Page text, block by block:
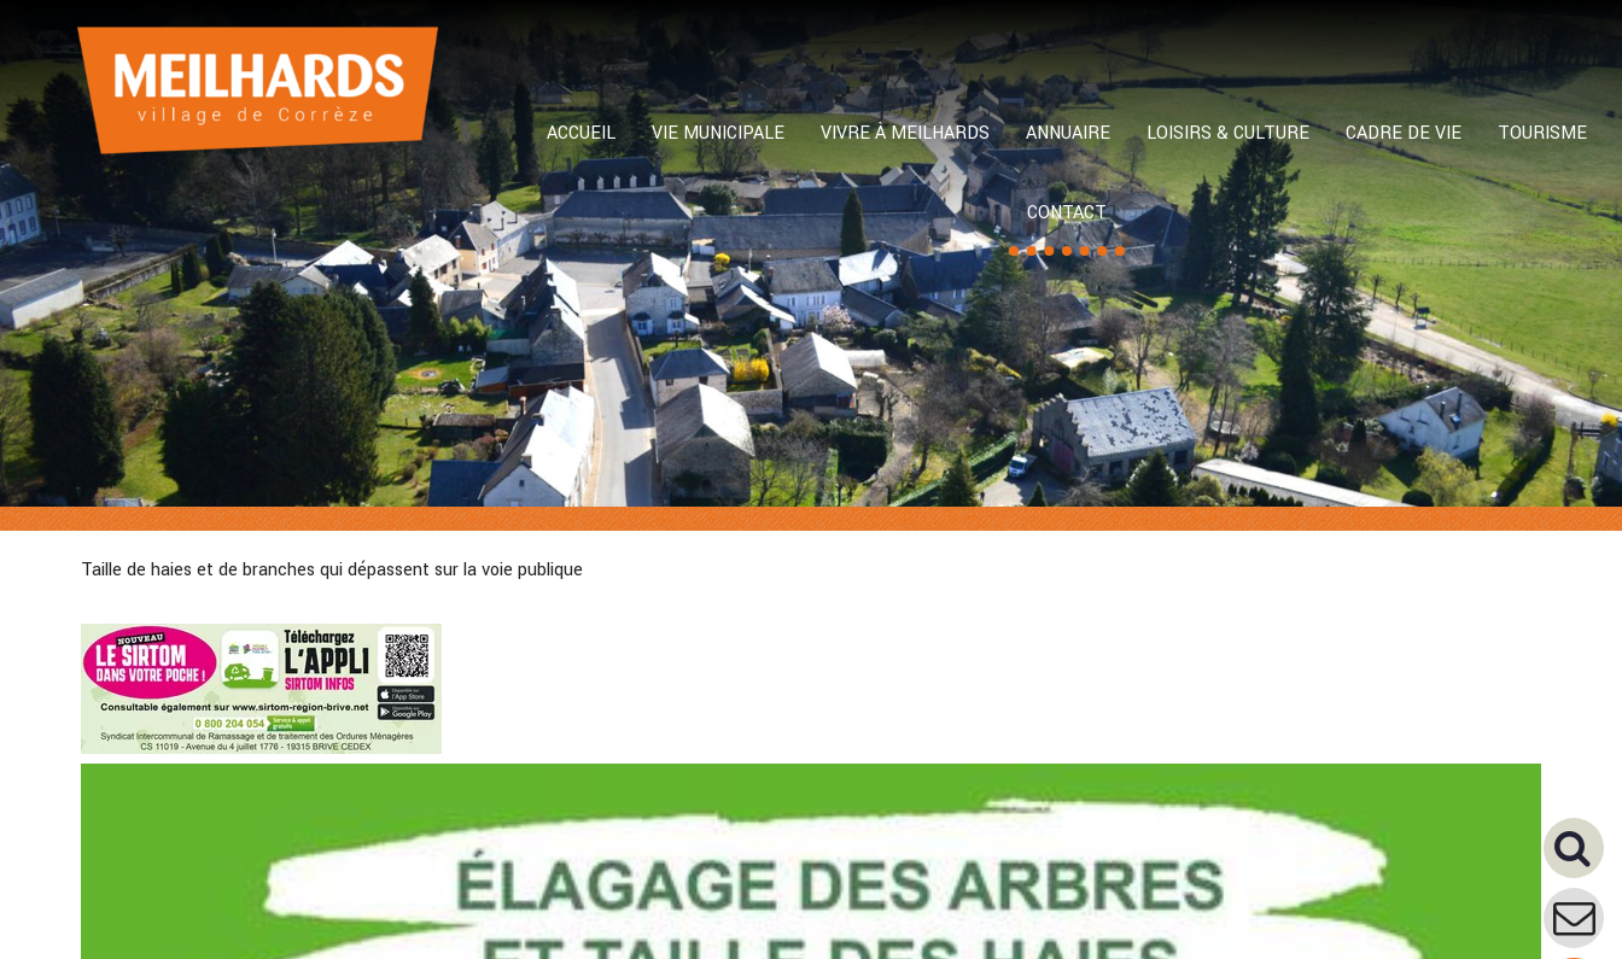
ACCUEIL VIE MUNICIPALE VIVRE À MEILHARDS ANNUAIRE LOISIRS & CULTURE CADRE DE VIE TOURISME
CONTACT
Taille de haies et de branches qui dépassent sur la voie publique